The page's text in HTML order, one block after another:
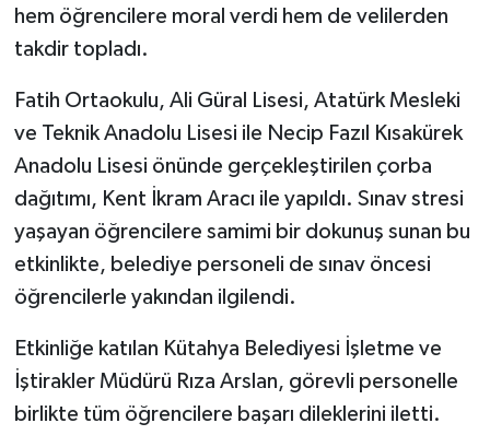
hem öğrencilere moral verdi hem de velilerden
takdir topladı.
Fatih Ortaokulu, Ali Güral Lisesi, Atatürk Mesleki
ve Teknik Anadolu Lisesi ile Necip Fazıl Kısakürek
Anadolu Lisesi önünde gerçekleştirilen çorba
dağıtımı, Kent İkram Aracı ile yapıldı. Sınav stresi
yaşayan öğrencilere samimi bir dokunuş sunan bu
etkinlikte, belediye personeli de sınav öncesi
öğrencilerle yakından ilgilendi.
Etkinliğe katılan Kütahya Belediyesi İşletme ve
İştirakler Müdürü Rıza Arslan, görevli personelle
birlikte tüm öğrencilere başarı dileklerini iletti.